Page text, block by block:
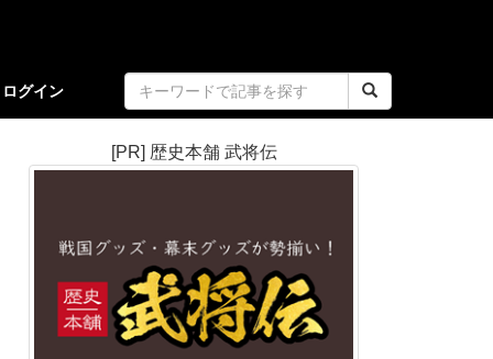
ログイン
[PR] 歴史本舗 武将伝